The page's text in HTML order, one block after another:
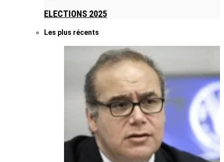
ELECTIONS 2025
Les plus récents